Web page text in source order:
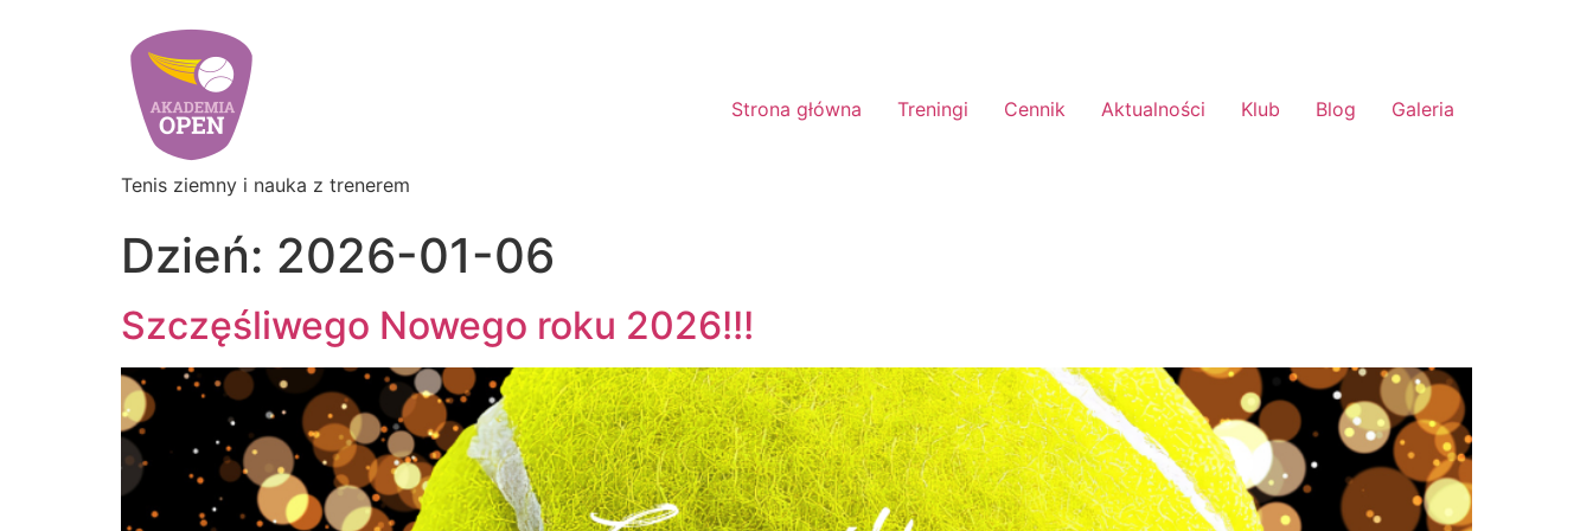
Tenis ziemny i nauka z trenerem
Strona główna Treningi Cennik Aktualności Klub Blog Galeria
Dzień: 2026-01-06
Szczęśliwego Nowego roku 2026!!!